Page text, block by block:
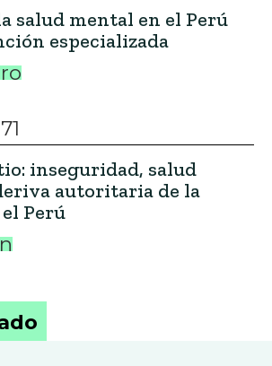
salud mental en el Perú
especializada
inseguridad, salud
autoritaria de la
Perú